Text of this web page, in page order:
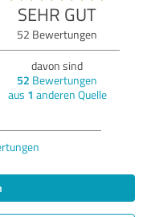
SEHR GUT
52 Bewertungen
davon sind
52 Bewertungen
aus 1 anderen Quelle